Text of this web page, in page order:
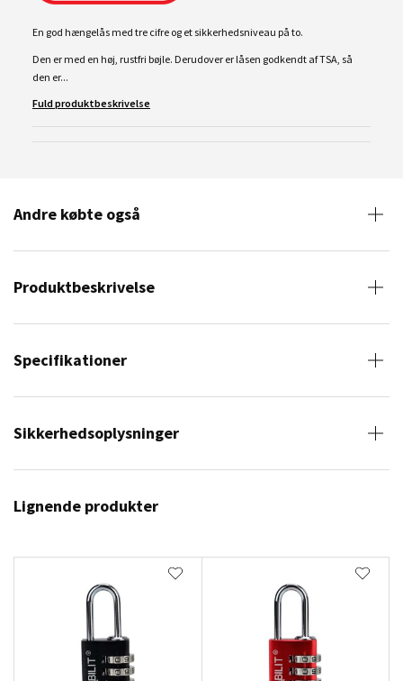
En god hængelås med tre cifre og et sikkerhedsniveau på to.
Den er med en høj, rustfri bøjle. Derudover er låsen godkendt af TSA, så
den er...
Fuld produktbeskrivelse
Andre købte også
Produktbeskrivelse
Specifikationer
Sikkerhedsoplysninger
Lignende produkter